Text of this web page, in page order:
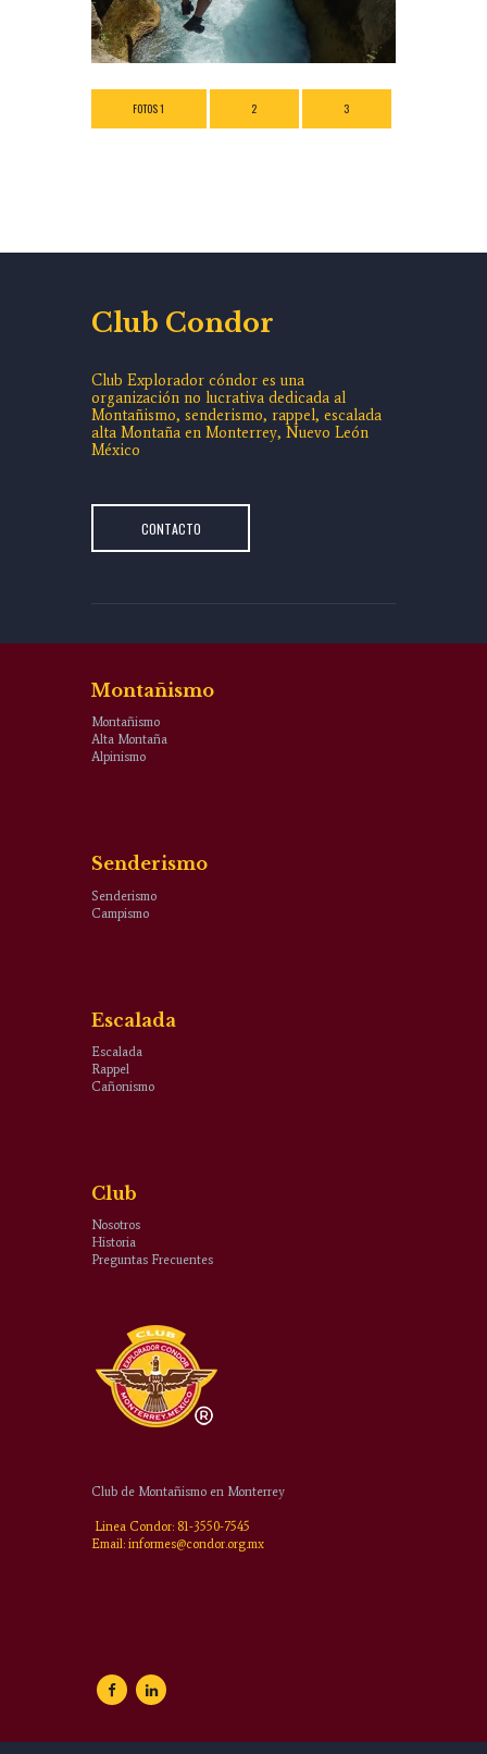
FOTOS 1 2 3
Club Condor
Club Explorador cóndor es una
organización no lucrativa dedicada al
Montañismo, senderismo, rappel, escalada
alta Montaña en Monterrey, Nuevo León
México
CONTACTO
Montañismo
Montañismo
Alta Montaña
Alpinismo
Senderismo
Senderismo
Campismo
Escalada
Escalada
Rappel
Cañonismo
Club
Nosotros
Historia
Preguntas Frecuentes
Club de Montañismo en Monterrey
Linea Condor: 81-3550-7545
Email: informes@condor.org.mx